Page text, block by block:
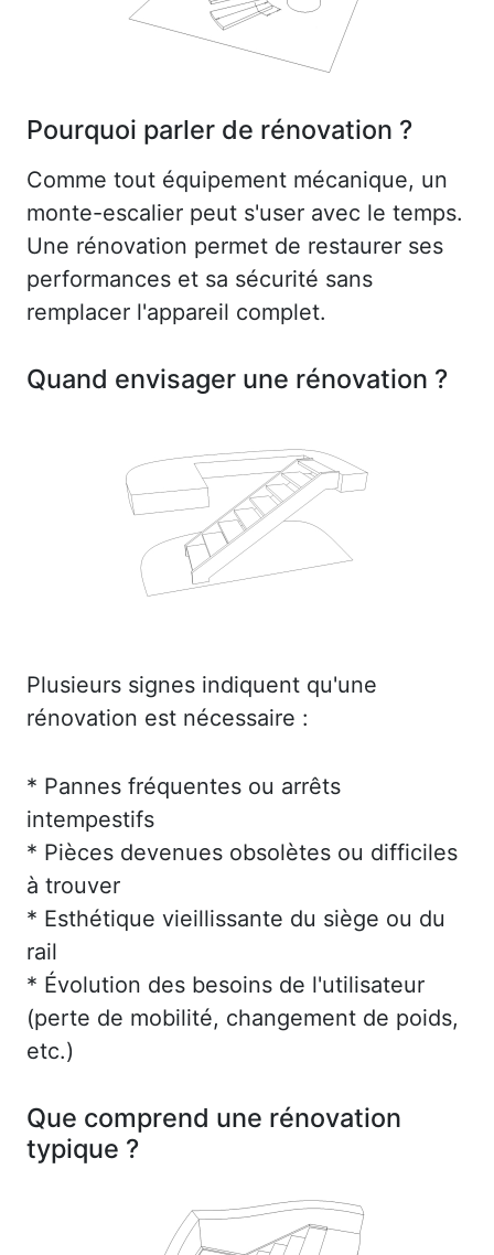
Pourquoi parler de rénovation ?
Comme tout équipement mécanique, un
monte-escalier peut s'user avec le temps.
Une rénovation permet de restaurer ses
performances et sa sécurité sans
remplacer l'appareil complet.
Quand envisager une rénovation ?
Plusieurs signes indiquent qu'une
rénovation est nécessaire :
* Pannes fréquentes ou arrêts
intempestifs
* Pièces devenues obsolètes ou difficiles
à trouver
* Esthétique vieillissante du siège ou du
rail
* Évolution des besoins de l'utilisateur
(perte de mobilité, changement de poids,
etc.)
Que comprend une rénovation
typique ?